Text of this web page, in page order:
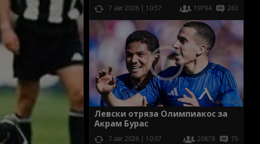
7 авг 2026 | 10:57 19794 263
Левски отряза Олимпиакос за
Акрам Бурас
7 авг 2026 | 10:07 20878 75